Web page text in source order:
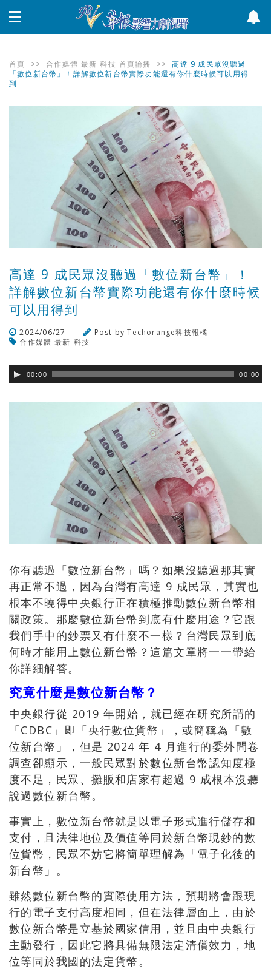
首頁 >> 合作媒體 最新 科技 首頁輪播 >>
高達 9 成民眾沒聽過
「數位新台幣」！詳解數位新台幣實際功能還有你什麼時候可以用得
到
高達 9 成民眾沒聽過「數位新台幣」！
詳解數位新台幣實際功能還有你什麼時候
可以用得到
2024/06/27 Post byTechorange科技報橘
合作媒體 最新 科技
00:00 00:00
你有聽過「數位新台幣」嗎？如果沒聽過那其實
再正常不過，因為台灣有高達 9 成民眾，其實也
根本不曉得中央銀行正在積極推動數位新台幣相
關政策。那麼數位新台幣到底有什麼用途？它跟
我們手中的鈔票又有什麼不一樣？台灣民眾到底
何時才能用上數位新台幣？這篇文章將一一帶給
你詳細解答。
究竟什麼是數位新台幣？
中央銀行從 2019 年開始，就已經在研究所謂的
「CDBC」即「央行數位貨幣」，或簡稱為「數
位新台幣」，但是 2024 年 4 月進行的委外問卷
調查卻顯示，一般民眾對於數位新台幣認知度極
度不足，民眾、攤販和店家有超過 9 成根本沒聽
說過數位新台幣。
事實上，數位新台幣就是以電子形式進行儲存和
支付，且法律地位及價值等同於新台幣現鈔的數
位貨幣，民眾不妨它將簡單理解為「電子化後的
新台幣」。
雖然數位新台幣的實際使用方法，預期將會跟現
行的電子支付高度相同，但在法律層面上，由於
數位新台幣是立基於國家信用，並且由中央銀行
主動發行，因此它將具備無限法定清償效力，地
位等同於我國的法定貨幣。